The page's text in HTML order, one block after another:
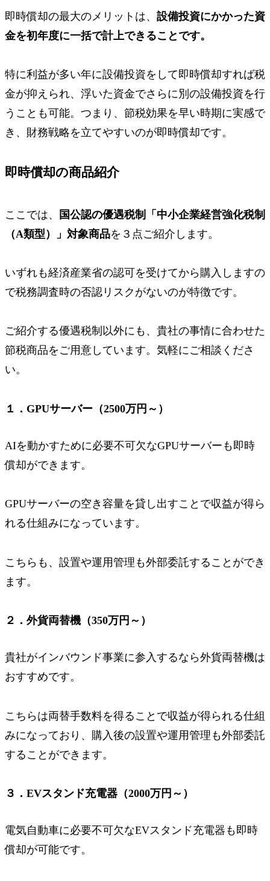
即時償却の最大のメリットは、 設備投資にかかった資
金を初年度に一括で計上できることです。
特に利益が多い年に設備投資をして即時償却すれば税
金が抑えられ、浮いた資金でさらに別の設備投資を行
うことも可能。つまり、 節税効果を早い時期に実感で
き、財務戦略を立てやすいのが即時償却です。
即時償却の商品紹介
ここでは、
国公認の優遇税制「中小企業経営強化税制
（A類型）」対象商品を３点ご紹介します。
いずれも経済産業省の認可を受けてから購入しますの
で税務調査時の否認リスクがないのが特徴です。
ご紹介する優遇税制以外にも、貴社の事情に合わせた
節税商品をご用意しています。気軽にご相談くださ
い。
１．GPUサーバー（2500万円～）
AIを動かすために必要不可欠なGPUサーバーも即時
償却ができます。
GPUサーバーの空き容量を貸し出すことで収益が得ら
れる仕組みになっています。
こちらも、設置や運用管理も外部委託することができ
ます。
２．外貨両替機（350万円～）
貴社がインバウンド事業に参入するなら外貨両替機は
おすすめです。
こちらは両替手数料を得ることで収益が得られる仕組
みになっており、購入後の設置や運用管理も外部委託
することができます。
３．EVスタンド充電器（2000万円～）
電気自動車に必要不可欠なEVスタンド充電器も即時
償却が可能です。